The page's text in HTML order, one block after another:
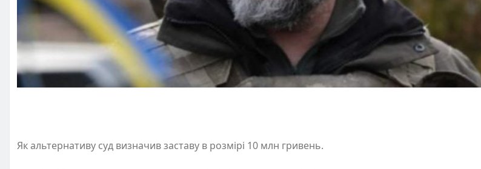
Як альтернативу суд визначив заставу в розмірі 10 млн гривень.